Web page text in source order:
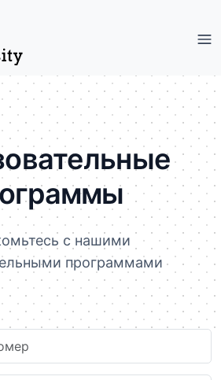
с нашими
программами